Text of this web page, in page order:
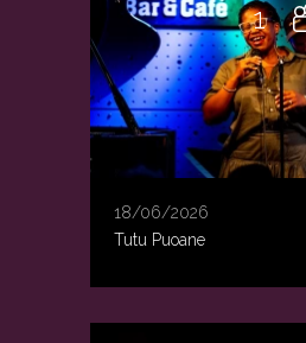
1
18/06/2026
Tutu Puoane